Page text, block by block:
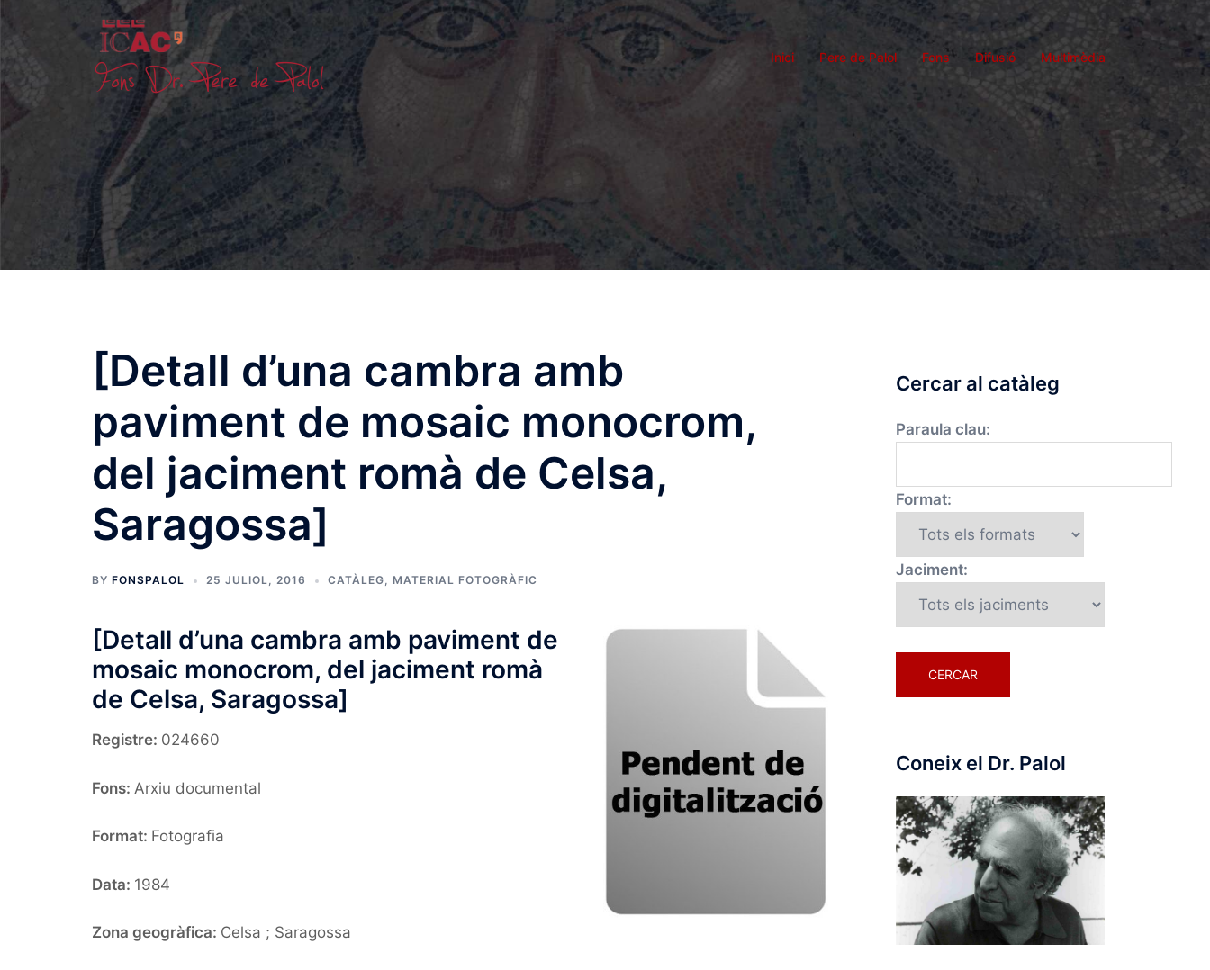
to
content
Inici Pere de Palol Fons Difusió Multimèdia
[Detall d’una cambra amb
paviment de mosaic monocrom,
del jaciment romà de Celsa,
Saragossa]
BY FONSPALOL 25 JULIOL, 2016 CATÀLEG, MATERIAL FOTOGRÀFIC
[Detall d’una cambra amb paviment de
mosaic monocrom, del jaciment romà
de Celsa, Saragossa]
Registre: 024660
Fons: Arxiu documental
Format: Fotografia
Data: 1984
Zona geogràfica: Celsa ; Saragossa
Cercar al catàleg
Paraula clau:
Format:
Jaciment:
Coneix el Dr. Palol